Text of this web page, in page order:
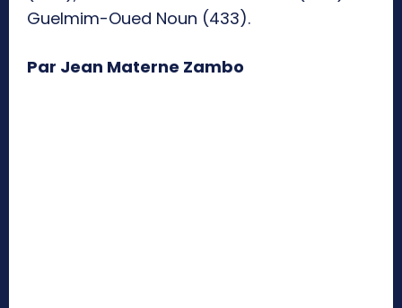
Guelmim-Oued Noun (433).
Par Jean Materne Zambo